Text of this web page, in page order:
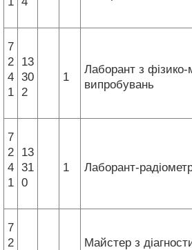
7
2
4
1
13
30
2
1
Лаборант з фізико-
випробувань
7
2
4
1
13
31
0
1 Лаборант-
7
2
Майстер з